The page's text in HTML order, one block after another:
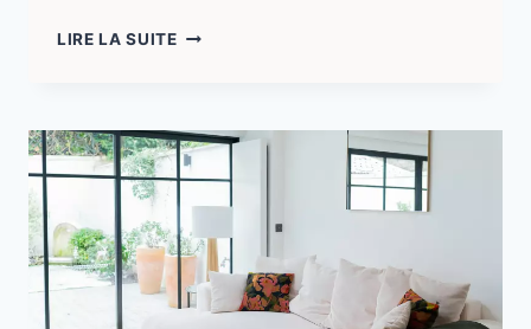
LIRE LA SUITE